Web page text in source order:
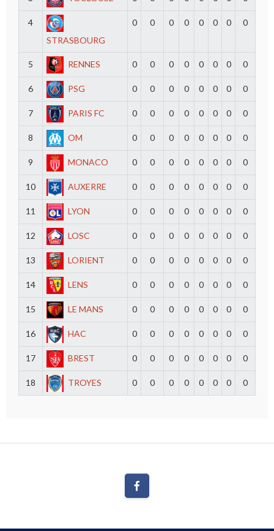
4
STRASBOURG
0 0 0 0 0 0 0 0
5 RENNES 0 0 0 0 0 0 0 0
6 PSG 0 0 0 0 0 0 0 0
7 PARIS FC 0 0 0 0 0 0 0 0
8 OM 0 0 0 0 0 0 0 0
9 MONACO 0 0 0 0 0 0 0 0
10 AUXERRE 0 0 0 0 0 0 0 0
11 LYON 0 0 0 0 0 0 0 0
12 LOSC 0 0 0 0 0 0 0 0
13 LORIENT 0 0 0 0 0 0 0 0
14 LENS 0 0 0 0 0 0 0 0
15 LE MANS 0 0 0 0 0 0 0 0
16 HAC 0 0 0 0 0 0 0 0
17 BREST 0 0 0 0 0 0 0 0
18 TROYES 0 0 0 0 0 0 0 0